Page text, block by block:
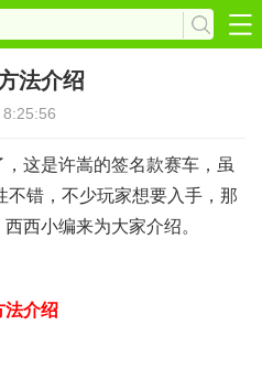
法介绍
这是许嵩的签名款赛车，虽
错，不少玩家想要入手，那
西小编来为大家介绍。
法介绍